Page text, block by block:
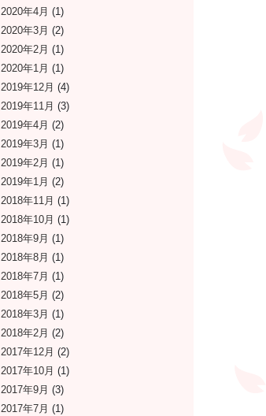
2020年4月 (1)
2020年3月 (2)
2020年2月 (1)
2020年1月 (1)
2019年12月 (4)
2019年11月 (3)
2019年4月 (2)
2019年3月 (1)
2019年2月 (1)
2019年1月 (2)
2018年11月 (1)
2018年10月 (1)
2018年9月 (1)
2018年8月 (1)
2018年7月 (1)
2018年5月 (2)
2018年3月 (1)
2018年2月 (2)
2017年12月 (2)
2017年10月 (1)
2017年9月 (3)
2017年7月 (1)